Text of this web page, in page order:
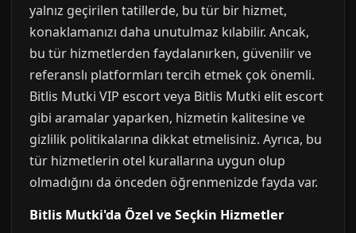
yalnız geçirilen tatillerde, bu tür bir hizmet,
konaklamanızı daha unutulmaz kılabilir. Ancak,
bu tür hizmetlerden faydalanırken, güvenilir ve
referanslı platformları tercih etmek çok önemli.
Bitlis Mutki VIP escort veya Bitlis Mutki elit escort
gibi aramalar yaparken, hizmetin kalitesine ve
gizlilik politikalarına dikkat etmelisiniz. Ayrıca, bu
tür hizmetlerin otel kurallarına uygun olup
olmadığını da önceden öğrenmenizde fayda var.
Bitlis Mutki'da Özel ve Seçkin Hizmetler